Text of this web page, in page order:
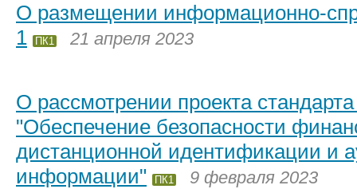
О размещении информационно-
1
ПК1 21 апреля 2023
О рассмотрении проекта
"Обеспечение безопасности
дистанционной идентификации и
информации"
ПК1 9 февраля 2023